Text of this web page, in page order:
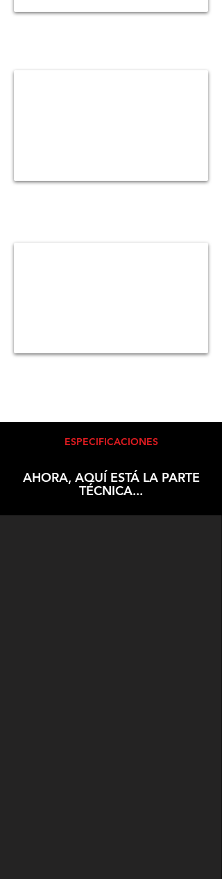
ESPECIFICACIONES
AHORA, AQUÍ ESTÁ LA PARTE
TÉCNICA...